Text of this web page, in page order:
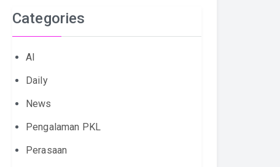
Categories
AI
Daily
News
Pengalaman PKL
Perasaan